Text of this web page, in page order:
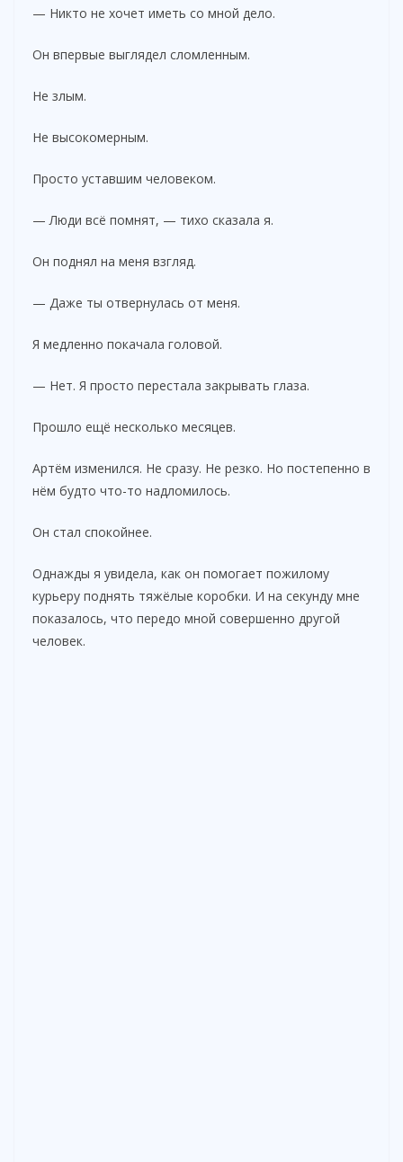
— Никто не хочет иметь со мной дело.
Он впервые выглядел сломленным.
Не злым.
Не высокомерным.
Просто уставшим человеком.
— Люди всё помнят, — тихо сказала я.
Он поднял на меня взгляд.
— Даже ты отвернулась от меня.
Я медленно покачала головой.
— Нет. Я просто перестала закрывать глаза.
Прошло ещё несколько месяцев.
Артём изменился. Не сразу. Не резко. Но постепенно в
нём будто что-то надломилось.
Он стал спокойнее.
Однажды я увидела, как он помогает пожилому
курьеру поднять тяжёлые коробки. И на секунду мне
показалось, что передо мной совершенно другой
человек.